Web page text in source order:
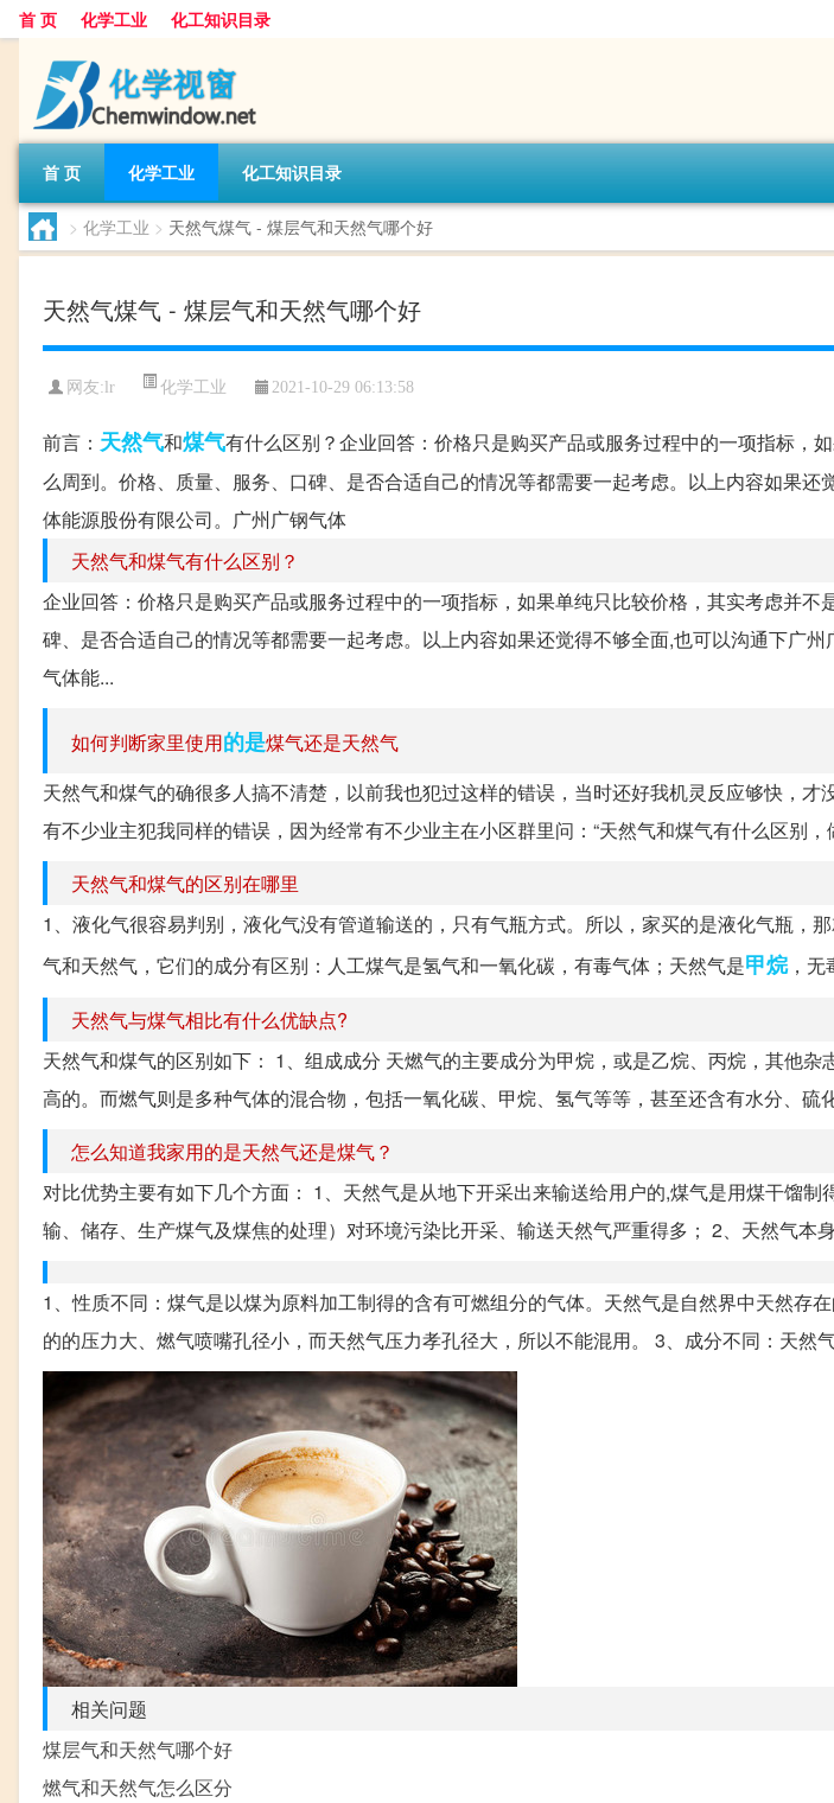
首 页 化学工业 化工知识目录
首 页 化学工业 化工知识目录
> 化学工业 > 天然气煤气 - 煤层气和天然气哪个好
天然气煤气 - 煤层气和天然气哪个好
网友: lr 化学工业 2021-10-29 06:13:58
前言： 天然气和煤气有什么区别？企业回答：价格只是购买产品或服务过程中的一项指标，
么周到。价格、质量、服务、口碑、是否合适自己的情况等都需要一起考虑。以上内容如果还
体能源股份有限公司。广州广钢气体
天然气和煤气有什么区别？
企业回答：价格只是购买产品或服务过程中的一项指标，如果单纯只比较价格，其实考虑并不
碑、是否合适自己的情况等都需要一起考虑。以上内容如果还觉得不够全面,也可以沟通下广
气体能...
如何判断家里使用的是煤气还是天然气
天然气和煤气的确很多人搞不清楚，以前我也犯过这样的错误，当时还好我机灵反应够快，才
有不少业主犯我同样的错误，因为经常有不少业主在小区群里问：“天然气和煤气有什么区别，
天然气和煤气的区别在哪里
1、液化气很容易判别，液化气没有管道输送的，只有气瓶方式。所以，家买的是液化气瓶，
气和天然气，它们的成分有区别：人工煤气是氢气和一氧化碳，有毒气体；天然气是甲烷，无
天然气与煤气相比有什么优缺点?
天然气和煤气的区别如下： 1、组成成分 天燃气的主要成分为甲烷，或是乙烷、丙烷，其他
高的。而燃气则是多种气体的混合物，包括一氧化碳、甲烷、氢气等等，甚至还含有水分、硫
怎么知道我家用的是天然气还是煤气？
对比优势主要有如下几个方面： 1、天然气是从地下开采出来输送给用户的,煤气是用煤干馏制
输、储存、生产煤气及煤焦的处理）对环境污染比开采、输送天然气严重得多； 2、天然气本
1、性质不同：煤气是以煤为原料加工制得的含有可燃组分的气体。天然气是自然界中天然存
的的压力大、燃气喷嘴孔径小，而天然气压力孝孔径大，所以不能混用。 3、成分不同：天然
相关问题
煤层气和天然气哪个好
燃气和天然气怎么区分